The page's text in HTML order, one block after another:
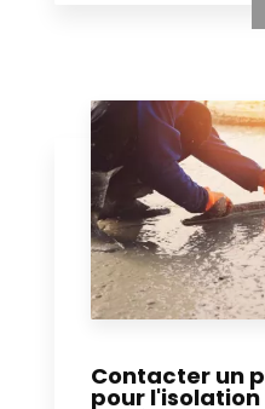
Contacter un
pour l'isolation